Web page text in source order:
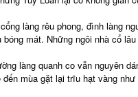
làng rêu phong, đình làng
bóng mát. Những ngôi nhà cổ
làng quanh co vẫn nguyên
mùa gặt lại trĩu hạt vàng